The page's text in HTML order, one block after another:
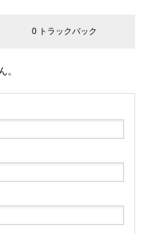
0 トラックバック
。